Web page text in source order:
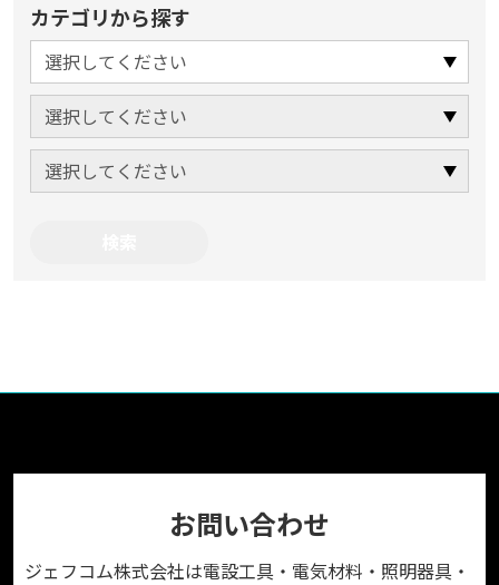
カテゴリから探す
お問い合わせ
ジェフコム株式会社は電設工具・電気材料・照明器具・